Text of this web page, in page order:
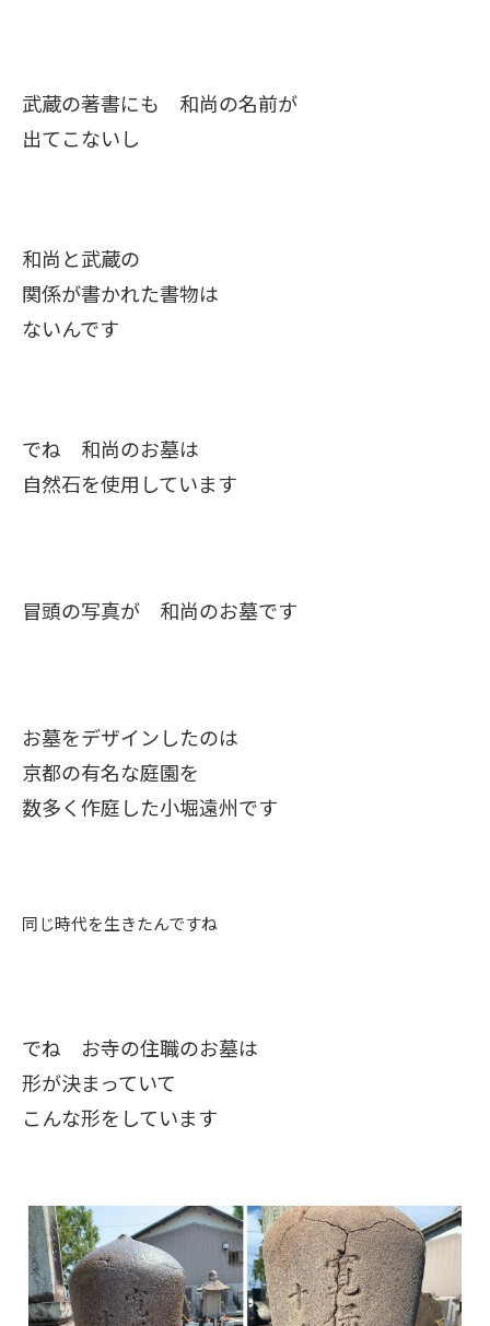
武蔵の著書にも 和尚の名前が
出てこないし
和尚と武蔵の
関係が書かれた書物は
ないんです
でね 和尚のお墓は
自然石を使用しています
冒頭の写真が 和尚のお墓です
お墓をデザインしたのは
京都の有名な庭園を
数多く作庭した小堀遠州です
同じ時代を生きたんですね
でね お寺の住職のお墓は
形が決まっていて
こんな形をしています